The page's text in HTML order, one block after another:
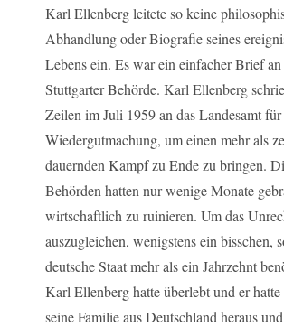
Karl Ellenberg leitete so keine
Abhandlung oder Biografie seines
Lebens ein. Es war ein einfacher Brief
Stuttgarter Behörde. Karl Ellenberg
Zeilen im Juli 1959 an das Landesamt für
Wiedergutmachung, um einen mehr als
dauernden Kampf zu Ende zu bringen.
Behörden hatten nur wenige Monate
wirtschaftlich zu ruinieren. Um das
auszugleichen, wenigstens ein bisschen,
deutsche Staat mehr als ein Jahrzehnt
Karl Ellenberg hatte überlebt und er hatte
seine Familie aus Deutschland heraus